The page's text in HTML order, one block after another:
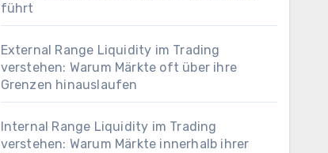
führt
External Range Liquidity im Trading
verstehen: Warum Märkte oft über ihre
Grenzen hinauslaufen
Internal Range Liquidity im Trading
verstehen: Warum Märkte innerhalb ihrer